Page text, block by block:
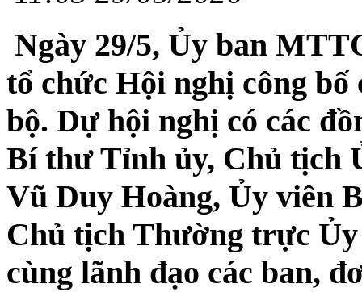
Ngày 29/5, Ủy ban
tổ chức Hội nghị công bố
bộ. Dự hội nghị có các
Bí thư Tỉnh ủy, Chủ tịch
Vũ Duy Hoàng, Ủy viên
Chủ tịch Thường trực
cùng lãnh đạo các ban,